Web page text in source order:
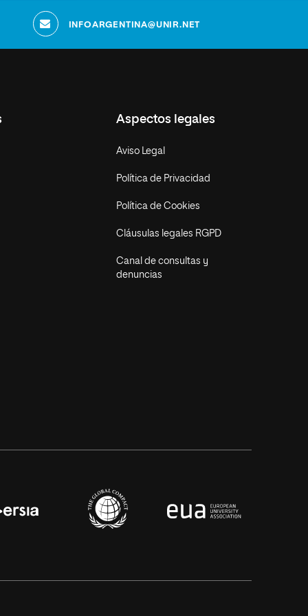
INFOARGENTINA@UNIR.NET
Aspectos legales
Aviso Legal
Política de Privacidad
Política de Cookies
Cláusulas legales RGPD
Canal de consultas y
denuncias